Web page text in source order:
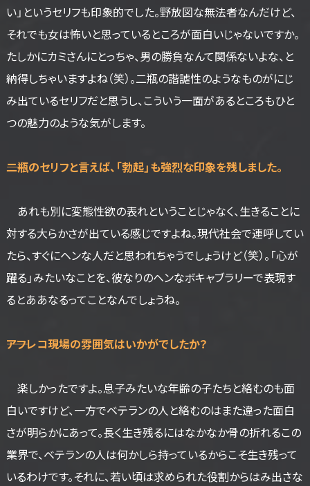
い」というセリフも印象的でした。野放図な無法者なんだけど、
それでも女は怖いと思っているところが面白いじゃないですか。
たしかにカミさんにとっちゃ、男の勝負なんて関係ないよな、と
納得しちゃいますよね（笑）。二瓶の諧謔性のようなものがにじ
み出ているセリフだと思うし、こういう一面があるところもひと
つの魅力のような気がします。
――二瓶のセリフと言えば、「勃起」も強烈な印象を残しました。
あれも別に変態性欲の表れということじゃなく、生きることに
対する大らかさが出ている感じですよね。現代社会で連呼してい
たら、すぐにヘンな人だと思われちゃうでしょうけど（笑）。「心が
躍る」みたいなことを、彼なりのヘンなボキャブラリーで表現す
るとああなるってことなんでしょうね。
――アフレコ現場の雰囲気はいかがでしたか？
楽しかったですよ。息子みたいな年齢の子たちと絡むのも面
白いですけど、一方でベテランの人と絡むのはまた違った面白
さが明らかにあって。長く生き残るにはなかなか骨の折れるこの
業界で、ベテランの人は何かしら持っているからこそ生き残って
いるわけです。それに、若い頃は求められた役割からはみ出さな